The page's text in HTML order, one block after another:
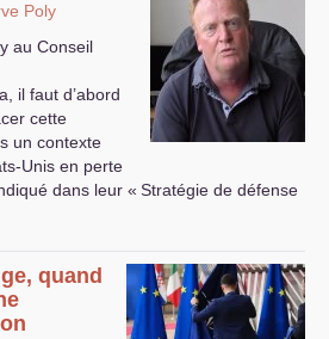
Poly
au Conseil
il faut d’abord
cette
un contexte
Unis en perte
dans leur « Stratégie de défense
quand